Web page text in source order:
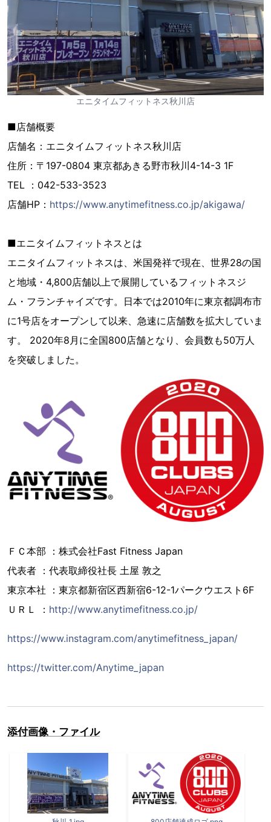
エニタイムフィットネス秋川店
■店舗概要
店舗名：エニタイムフィットネス秋川店
住所：〒197-0804 東京都あきる野市秋川4-14-3 1F
TEL ：042-533-3523
店舗HP： https://www.anytimefitness.co.jp/akigawa/
■エニタイムフィットネスとは
エニタイムフィットネスは、米国発祥で現在、世界28の国
と地域・4,800店舗以上で展開しているフィットネスジ
ム・フランチャイズです。日本では2010年に東京都調布市
に1号店をオープンして以来、急速に店舗数を拡大していま
す。 2020年8月に全国800店舗となり、会員数も50万人
を突破しました。
ＦＣ本部 ：株式会社Fast Fitness Japan
代表者 ：代表取締役社長 土屋 敦之
東京本社 ：東京都新宿区西新宿6-12-1パークウエスト6F
ＵＲＬ ： http://www.anytimefitness.co.jp/
https://www.instagram.com/anytimefitness_japan/
https://twitter.com/Anytime_japan
添付画像・ファイル